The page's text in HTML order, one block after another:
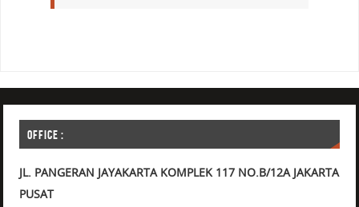
OFFICE :
JL. PANGERAN JAYAKARTA KOMPLEK 117 NO.B/12A JAKARTA
PUSAT